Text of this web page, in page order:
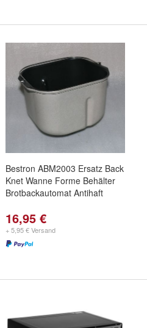
Bestron ABM2003 Ersatz Back
Knet Wanne Forme Behälter
Brotbackautomat Antihaft
16,95 €
+ 5,95 € Versand